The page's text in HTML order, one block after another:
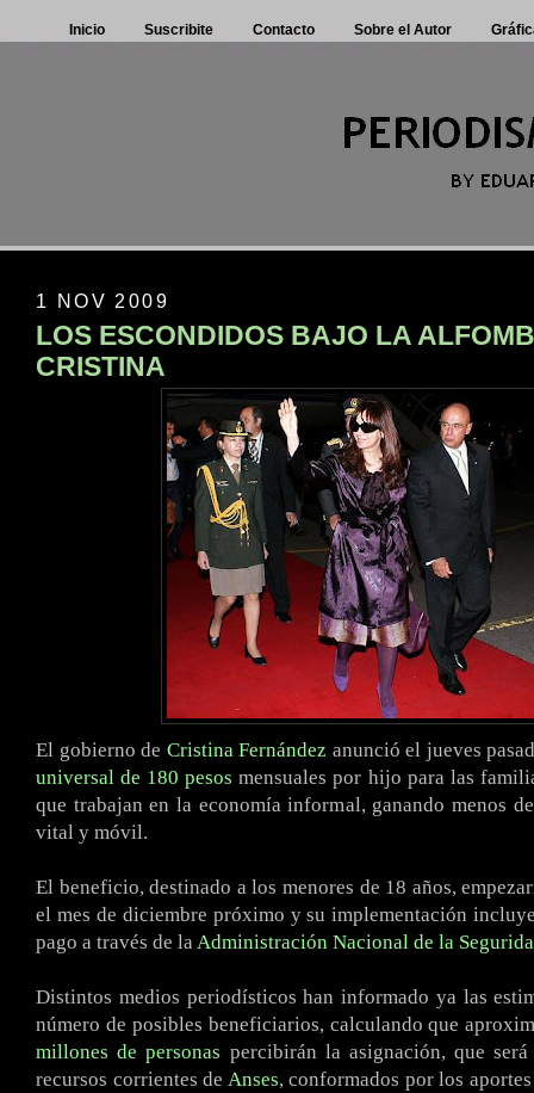
Inicio Suscribite Contacto Sobre el Autor
1 NOV 2009
LOS ESCONDIDOS BAJO LA
CRISTINA
El gobierno de Cristina Fernández anunció el jueves
universal de 180 pesos mensuales por hijo para las
que trabajan en la economía informal, ganando menos
vital y móvil.
El beneficio, destinado a los menores de 18 años,
el mes de diciembre próximo y su implementación
pago a través de laAdministración Nacional de la
Distintos medios periodísticos han informado ya las
número de posibles beneficiarios, calculando que
millones de personas percibirán la asignación, que
recursos corrientes de Anses, conformados por los